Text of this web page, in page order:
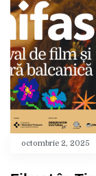
octombrie 2, 2025